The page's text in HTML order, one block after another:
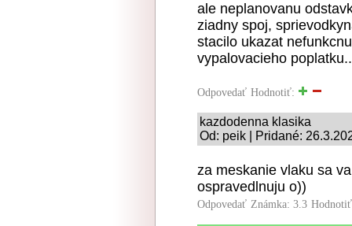
ale neplanovanu
ziadny spoj,
stacilo ukazat
vypalovacieho poplatku..
Odpovedať Hodnotiť:
kazdodenna klasika
Od: peik | Pridané:
za meskanie vlaku sa
ospravedlnuju o))
Odpovedať Známka: 3.3